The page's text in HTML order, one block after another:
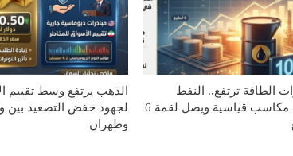
الطاقة ترتفع.. النفط
يسجل مكاسب قياسية ويصل لقمة 6
الذهب يرتفع وسط تقييم
لجهود خفض التصعيد بين
وطهران